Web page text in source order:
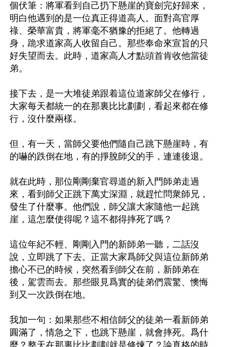
個伏筆：將軍看到自己扔下懸崖的寶劍完好歸來，
明白他遇到的是一位真正得道高人。面對高官厚
祿、榮華富貴，將軍毫不猶豫的拒絕了。他轉過
身，跪求道家高人收留自己。那些奉命來宣旨的只
好失望而去。此時，道家高人才點頭首肯收他當徒
弟。
接下去，是一大堆徒弟跟着這位道家師父在修行，
大家每天都統一的在那裏比比劃劃，看起來都在修
行，沒什麼兩樣。
但，有一天，當師父要他們隨自己跳下懸崖時，有
的嚇的跌倒在地，有的掙脫師父的手，連連後退。
就在此時，那位剛剛棄官尋道的新入門師弟走過
來，看到師父正跳下萬丈深淵，就趕忙問衆師兄，
發生了什麼事。他們說，師父讓大家隨他一起跳
崖，這怎麼使得呢？這不都得摔死了嗎？
這位年紀不輕、剛剛入門的新師弟一聽，二話沒
說，立即跳了下去。正當大家爲師父與這位新師弟
擔心不已的時候，突然看到師父在前，新師弟在
後，駕雲而去。那些眼見爲實的徒弟們震驚、懊悔
到又一次跌倒在地。
我加一句：如果那些不相信師父的徒弟一看新師弟
圓滿了，情急之下，也跳下懸崖，就會摔死。爲什
麼？整天在那裏比比劃劃就是修煉了？論真格的時